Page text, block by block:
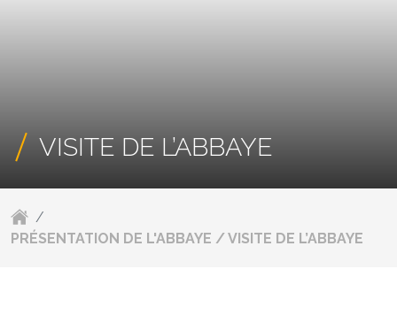
VISITE DE L’ABBAYE
/
PRÉSENTATION DE L'ABBAYE / VISITE DE L’ABBAYE